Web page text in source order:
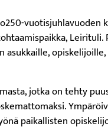
vuotisjuhlavuoden
Leirituli.
opiskelijoille,
jotka on tehty
paikallisten